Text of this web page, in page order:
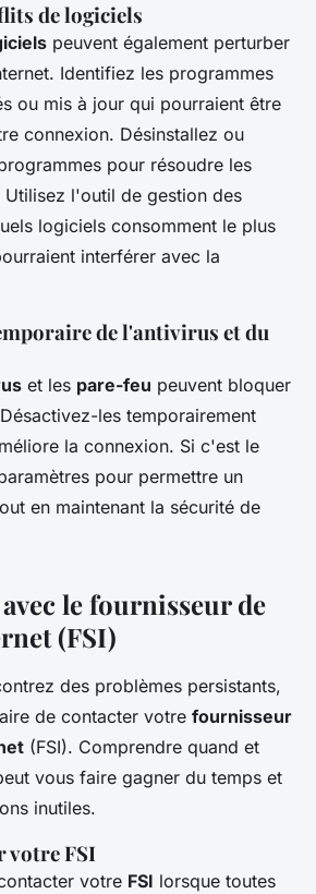
de logiciels
peuvent également perturber
Identifiez les programmes
ou mis à jour qui pourraient être
connexion. Désinstallez ou
pour résoudre les
l'outil de gestion des
logiciels consomment le plus
interférer avec la
de l'antivirus et du
et les pare-feu peuvent bloquer
les temporairement
la connexion. Si c'est le
pour permettre un
en maintenant la sécurité de
le fournisseur de
(FSI)
des problèmes persistants,
de contacter votre fournisseur
(FSI). Comprendre quand et
vous faire gagner du temps et
inutiles.
votre FSI
votre FSI lorsque toutes